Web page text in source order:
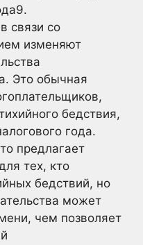
связи со
изменяют
Это обычная
бедствия,
года.
предлагает
тех, кто
бедствий, но
может
чем позволяет